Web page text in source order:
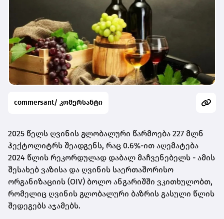
commersant/ კომერსანტი
2025 წელს ღვინის გლობალური წარმოება 227 მლნ
ჰექტოლიტრს შეადგენს, რაც 0.6%-ით აღემატება
2024 წლის რეკორდულად დაბალ მაჩვენებელს - ამის
შესახებ ვაზისა და ღვინის საერთაშორისო
ორგანიზაციის (OIV) ბოლო ანგარიშში ვკითხულობთ,
რომელიც ღვინის გლობალური ბაზრის გასული წლის
შედეგებს აჯამებს.